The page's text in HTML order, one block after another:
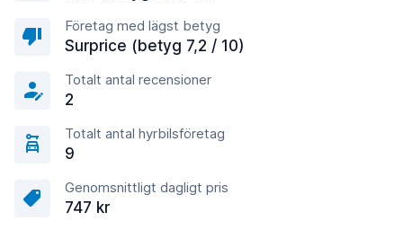
Företag med lägst betyg
Surprice (betyg 7,2 / 10)
Totalt antal recensioner
2
Totalt antal hyrbilsföretag
9
Genomsnittligt dagligt pris
747 kr